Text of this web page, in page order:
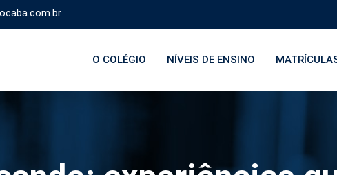
O COLÉGIO NÍVEIS DE ENSINO